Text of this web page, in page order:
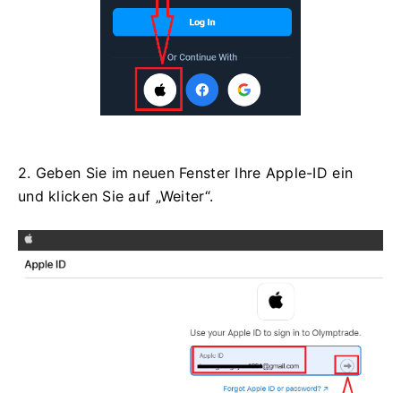
2. Geben Sie im neuen Fenster Ihre Apple-ID ein
und klicken Sie auf „Weiter“.